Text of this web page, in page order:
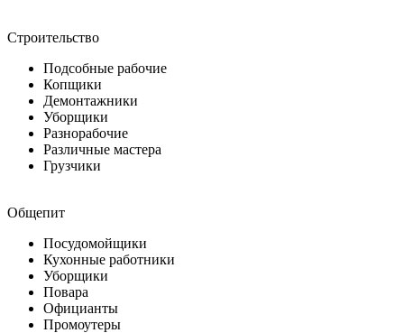
Строительство
Подсобные рабочие
Копщики
Демонтажники
Уборщики
Разнорабочие
Различные мастера
Грузчики
Общепит
Посудомойщики
Кухонные работники
Уборщики
Повара
Официанты
Промоутеры